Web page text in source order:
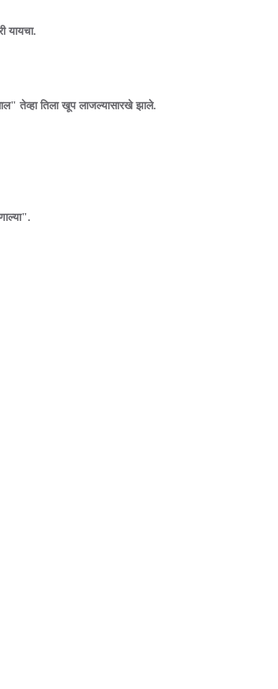
यायचा.
तेव्हा तिला खूप लाजल्यासारखे झाले.